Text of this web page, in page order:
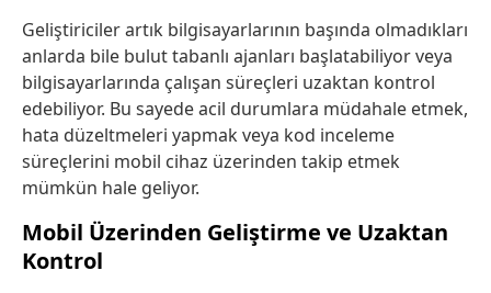
Geliştiriciler artık bilgisayarlarının başında olmadıkları
anlarda bile bulut tabanlı ajanları başlatabiliyor veya
bilgisayarlarında çalışan süreçleri uzaktan kontrol
edebiliyor. Bu sayede acil durumlara müdahale etmek,
hata düzeltmeleri yapmak veya kod inceleme
süreçlerini mobil cihaz üzerinden takip etmek
mümkün hale geliyor.
Mobil Üzerinden Geliştirme ve Uzaktan
Kontrol